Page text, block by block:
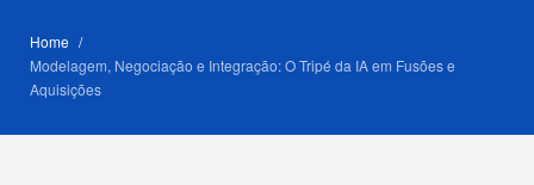
CONTATO
Home /
Modelagem, Negociação e Integração: O Tripé da IA em Fusões e
Aquisições